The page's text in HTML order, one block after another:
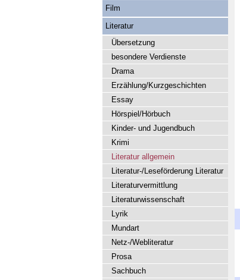
Film
Literatur
Übersetzung
besondere Verdienste
Drama
Erzählung/Kurzgeschichten
Essay
Hörspiel/Hörbuch
Kinder- und Jugendbuch
Krimi
Literatur allgemein
Literatur-/Leseförderung Literatur
Literaturvermittlung
Literaturwissenschaft
Lyrik
Mundart
Netz-/Webliteratur
Prosa
Sachbuch